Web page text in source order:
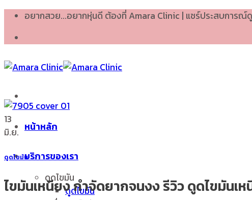
Skip
content
อยากสวย...อยากหุ่นดี ต้องที่ Amara Clinic | แชร์ประสบการณ์
หน้าหลัก
บริการของเรา
ดูดไขมัน
ดูดไขมัน
13
มิ.ย.
ดูดไขมัน
ไขมันเหนียง กำจัดยากจนงง รีวิว ดูดไขมันเ